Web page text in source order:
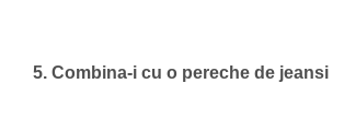
5. Combina-i cu o pereche de jeansi